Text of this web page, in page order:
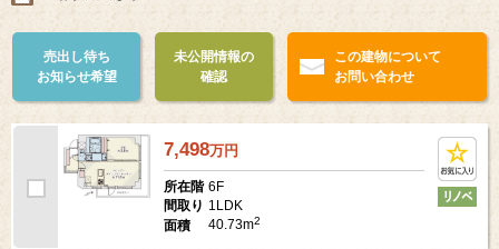
売出し待ち
お知らせ希望
未公開情報の
確認
この建物について
お問い合わせ
7,498万円
所在階 6F
間取り 1LDK
面積
40.73m2